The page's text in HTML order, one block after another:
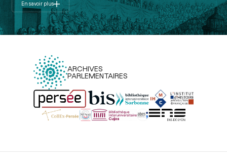
En savoir plus
ARCHIVES
PARLEMENTAIRES
Menu